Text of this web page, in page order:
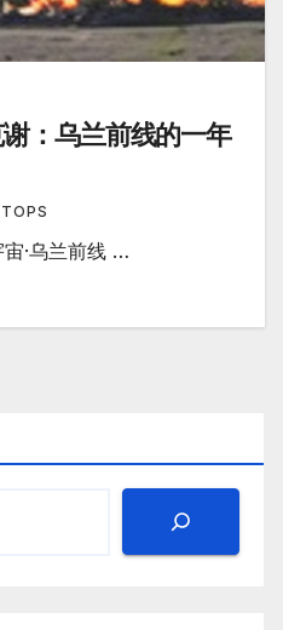
：乌兰前线的一年
·乌兰前线 …